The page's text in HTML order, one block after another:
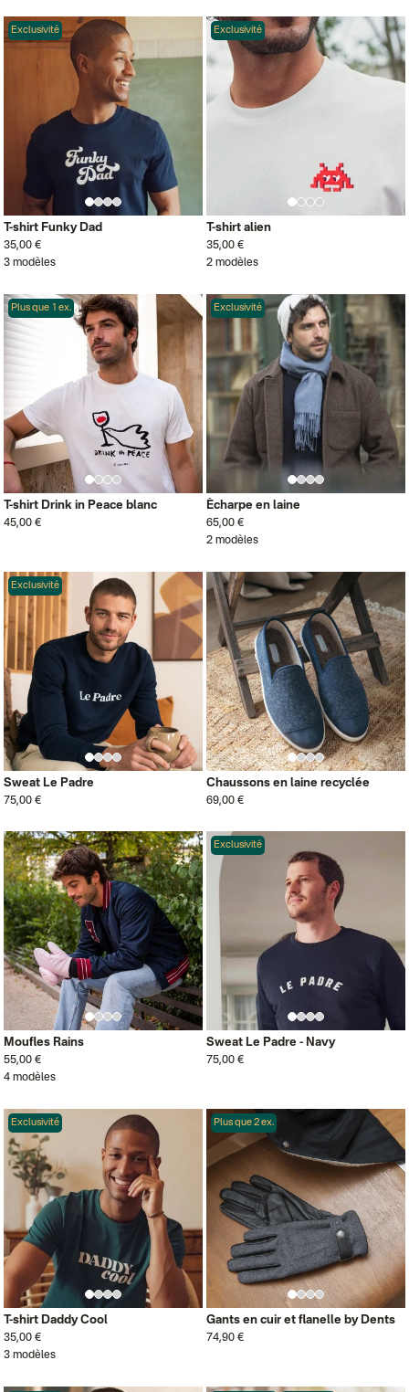
Exclusivité
T-shirt Funky Dad
35,00 €
3 modèles
Exclusivité
T-shirt alien
35,00 €
2 modèles
Plus que 1 ex.
T-shirt Drink in Peace blanc
45,00 €
Exclusivité
Écharpe en laine
65,00 €
2 modèles
Exclusivité
Sweat Le Padre
75,00 €
Chaussons en laine recyclée
69,00 €
Moufles Rains
55,00 €
4 modèles
Exclusivité
Sweat Le Padre - Navy
75,00 €
Exclusivité
T-shirt Daddy Cool
35,00 €
3 modèles
Plus que 2 ex.
Gants en cuir et flanelle by Dents
74,90 €